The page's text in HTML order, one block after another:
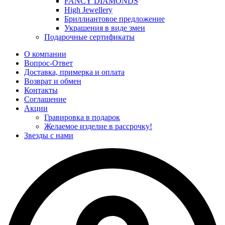
High Jewellery
Бриллиантовое предложение
Украшения в виде змеи
Подарочные сертификаты
О компании
Вопрос-Ответ
Доставка, примерка и оплата
Возврат и обмен
Контакты
Соглашение
Акции
Гравировка в подарок
Желаемое изделие в рассрочку!
Звезды с нами